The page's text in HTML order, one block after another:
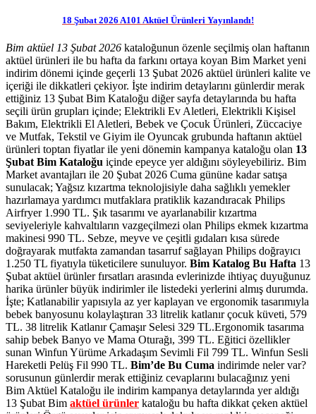
18 Şubat 2026 A101 Aktüel Ürünleri Yayınlandı!
Bim aktüel 13 Şubat 2026 kataloğunun özenle seçilmiş olan haftanın
aktüel ürünleri ile bu hafta da farkını ortaya koyan Bim Market yeni
indirim dönemi içinde geçerli 13 Şubat 2026 aktüel ürünleri kalite ve
içeriği ile dikkatleri çekiyor. İşte indirim detaylarını günlerdir merak
ettiğiniz 13 Şubat Bim Kataloğu diğer sayfa detaylarında bu hafta
seçili ürün grupları içinde; Elektrikli Ev Aletleri, Elektrikli Kişisel
Bakım, Elektrikli El Aletleri, Bebek ve Çocuk Ürünleri, Züccaciye
ve Mutfak, Tekstil ve Giyim ile Oyuncak grubunda haftanın aktüel
ürünleri toptan fiyatlar ile yeni dönemin kampanya kataloğu olan 13
Şubat Bim Kataloğu içinde epeyce yer aldığını söyleyebiliriz. Bim
Market avantajları ile 20 Şubat 2026 Cuma gününe kadar satışa
sunulacak; Yağsız kızartma teknolojisiyle daha sağlıklı yemekler
hazırlamaya yardımcı mutfaklara pratiklik kazandıracak Philips
Airfryer 1.990 TL. Şık tasarımı ve ayarlanabilir kızartma
seviyeleriyle kahvaltıların vazgeçilmezi olan Philips ekmek kızartma
makinesi 990 TL. Sebze, meyve ve çeşitli gıdaları kısa sürede
doğrayarak mutfakta zamandan tasarruf sağlayan Philips doğrayıcı
1.250 TL fiyatıyla tüketicilere sunuluyor. Bim Katalog Bu Hafta 13
Şubat aktüel ürünler fırsatları arasında evlerinizde ihtiyaç duyuğunuz
harika ürünler büyük indirimler ile listedeki yerlerini almış durumda.
İşte; Katlanabilir yapısıyla az yer kaplayan ve ergonomik tasarımıyla
bebek banyosunu kolaylaştıran 33 litrelik katlanır çocuk küveti, 579
TL. 38 litrelik Katlanır Çamaşır Selesi 329 TL.Ergonomik tasarıma
sahip bebek Banyo ve Mama Oturağı, 399 TL. Eğitici özellikler
sunan Winfun Yürüme Arkadaşım Sevimli Fil 799 TL. Winfun Sesli
Hareketli Pelüş Fil 990 TL. Bim’de Bu Cuma indirimde neler var?
sorusunun günlerdir merak ettiğiniz cevaplarını bulacağınız yeni
Bim Aktüel Kataloğu ile indirim kampanya detaylarında yer aldığı
13 Şubat Bim aktüel ürünler kataloğu bu hafta dikkat çeken aktüel